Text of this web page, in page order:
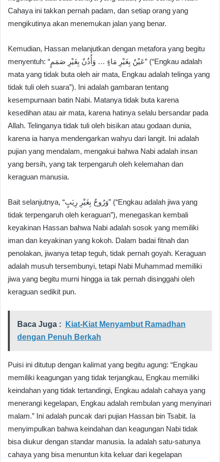
Cahaya ini takkan pernah padam, dan setiap orang yang
mengikutinya akan menemukan jalan yang benar.
Kemudian, Hassan melanjutkan dengan metafora yang begitu
menyentuh: “عَيْنٌ بِغَيْرِ مَاءٍ … وَأُذُنٌ بِغَيْرِ صَمَمٍ” (“Engkau adalah
mata yang tidak buta oleh air mata, Engkau adalah telinga yang
tidak tuli oleh suara”). Ini adalah gambaran tentang
kesempurnaan batin Nabi. Matanya tidak buta karena
kesedihan atau air mata, karena hatinya selalu bersandar pada
Allah. Telinganya tidak tuli oleh bisikan atau godaan dunia,
karena ia hanya mendengarkan wahyu dari langit. Ini adalah
pujian yang mendalam, mengakui bahwa Nabi adalah insan
yang bersih, yang tak terpengaruh oleh kelemahan dan
keraguan manusia.
Bait selanjutnya, “وَرُوحٌ بِغَيْرِ رِيَبٍ” (“Engkau adalah jiwa yang
tidak terpengaruh oleh keraguan”), menegaskan kembali
keyakinan Hassan bahwa Nabi adalah sosok yang memiliki
iman dan keyakinan yang kokoh. Dalam badai fitnah dan
penolakan, jiwanya tetap teguh, tidak pernah goyah. Keraguan
adalah musuh tersembunyi, tetapi Nabi Muhammad memiliki
jiwa yang begitu murni hingga ia tak pernah disinggahi oleh
keraguan sedikit pun.
Baca Juga :
Kiat-Kiat Menyambut Ramadhan
dengan Penuh Berkah
Puisi ini ditutup dengan kalimat yang begitu agung: “Engkau
memiliki keagungan yang tidak terjangkau, Engkau memiliki
keindahan yang tidak tertandingi, Engkau adalah cahaya yang
menerangi kegelapan, Engkau adalah rembulan yang menyinari
malam.” Ini adalah puncak dari pujian Hassan bin Tsabit. Ia
menyimpulkan bahwa keindahan dan keagungan Nabi tidak
bisa diukur dengan standar manusia. Ia adalah satu-satunya
cahaya yang bisa menuntun kita keluar dari kegelapan